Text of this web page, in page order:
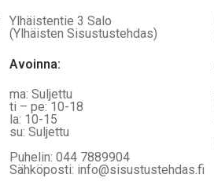
Ylhäistentie 3 Salo
(Ylhäisten Sisustustehdas)
Avoinna:
ma: Suljettu
ti – pe: 10-18
la: 10-15
su: Suljettu
Puhelin: 044 7889904
Sähköposti: info@sisustustehdas.fi